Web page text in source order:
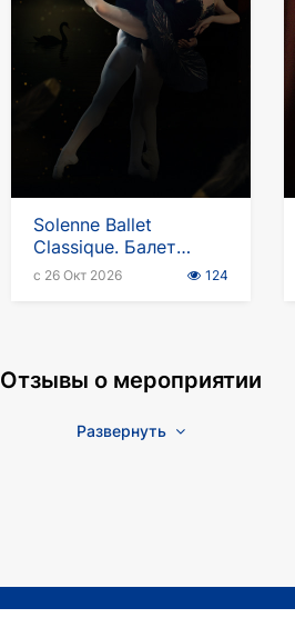
Solenne Ballet
Classique. Балет
"Лебединое озеро" -
с 26 Окт 2026 124
Отзывы о мероприятии
Развернуть